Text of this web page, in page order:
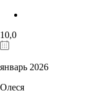
10,0
январь 2026
Олеся